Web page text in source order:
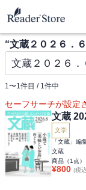
“文蔵２０２６．
1〜1件目 / 1件中
セーフサーチが設定
文蔵
文学
「文蔵」編
文蔵
商品（1 点）
¥800 (税